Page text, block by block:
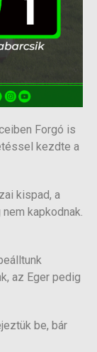
Forgó is
kezdte a
kispad, a
kapkodnak.
az Eger pedig
be, bár